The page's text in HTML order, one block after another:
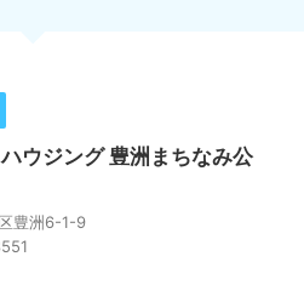
ウジング 豊洲まちなみ公
豊洲6-1-9